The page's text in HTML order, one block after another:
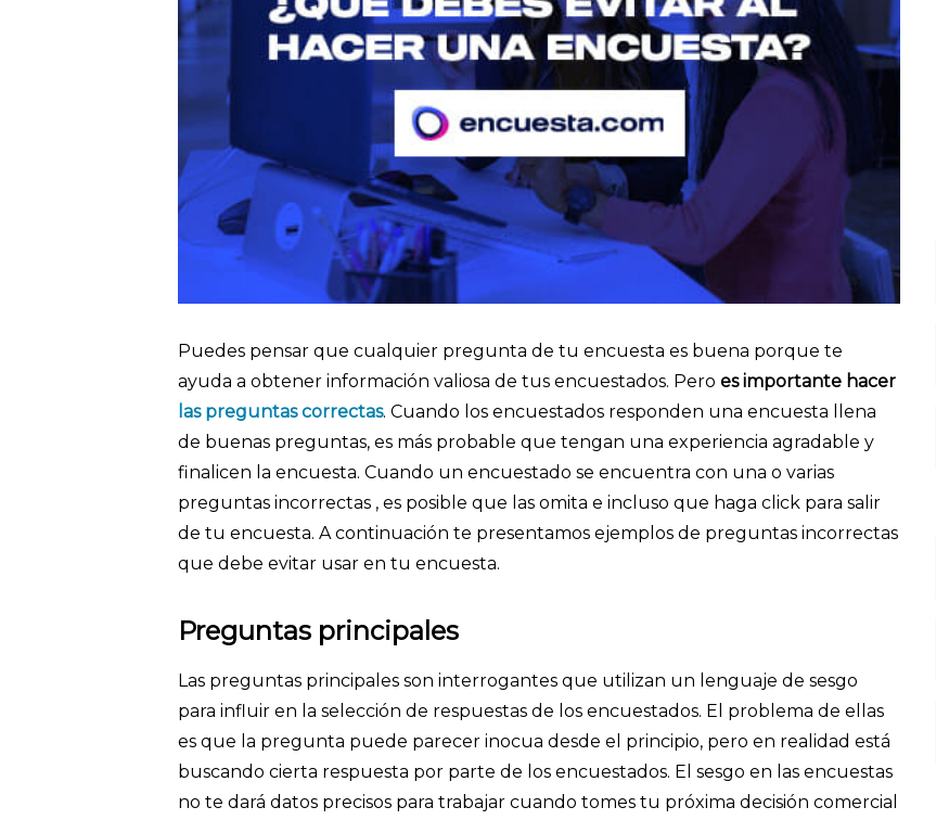
Puedes pensar que cualquier pregunta de tu encuesta es buena porque te
ayuda a obtener información valiosa de tus encuestados. Pero es importante hacer
las preguntas correctas. Cuando los encuestados responden una encuesta llena
de buenas preguntas, es más probable que tengan una experiencia agradable y
finalicen la encuesta. Cuando un encuestado se encuentra con una o varias
preguntas incorrectas , es posible que las omita e incluso que haga click para salir
de tu encuesta. A continuación te presentamos ejemplos de preguntas incorrectas
que debe evitar usar en tu encuesta.
Preguntas principales
Las preguntas principales son interrogantes que utilizan un lenguaje de sesgo
para influir en la selección de respuestas de los encuestados. El problema de ellas
es que la pregunta puede parecer inocua desde el principio, pero en realidad está
buscando cierta respuesta por parte de los encuestados. El sesgo en las encuestas
no te dará datos precisos para trabajar cuando tomes tu próxima decisión comercial